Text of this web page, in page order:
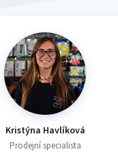
Kristýna Havlíková
Prodejní specialista